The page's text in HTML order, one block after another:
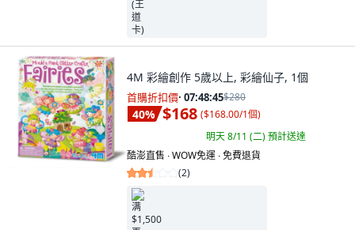
4M 彩繪創作 5歲以上, 彩繪仙子, 1個
首購折扣價· 07:48:44$280
40% $168 ($168.00/1個)
明天 8/11 (二)預計送達
酷澎直售 ∙ WOW免運 ∙ 免費退貨
(2)